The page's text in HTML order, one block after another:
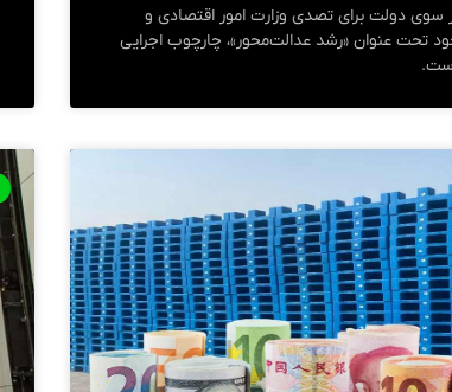
سوی دولت برای تصدی وزارت امور اقتصادی و
خود تحت عنوان «رشد عدالت‌محور»، چارچوب اجرایی